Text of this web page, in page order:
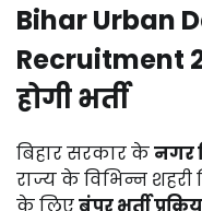
Bihar Urban
Recruitment
होगी भर्ती
बिहार सरकार केनगर
राज्य के विभिन्न
के लिएबंपर भर्ती